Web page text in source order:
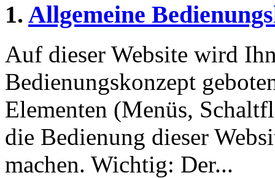
1. Allgemeine
Auf dieser Website wird
Bedienungskonzept
Elementen (Menüs,
die Bedienung dieser
machen. Wichtig: Der...